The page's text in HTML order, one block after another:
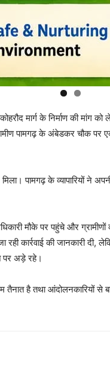
मार्ग के निर्माण की मांग
पामगढ़ के अंबेडकर चौक
मिला। पामगढ़ के व्यापारियों ने
मौके पर पहुंचे और
कार्रवाई की जानकारी दी,
पर अड़े रहे।
है तथा आंदोलनकारियों से